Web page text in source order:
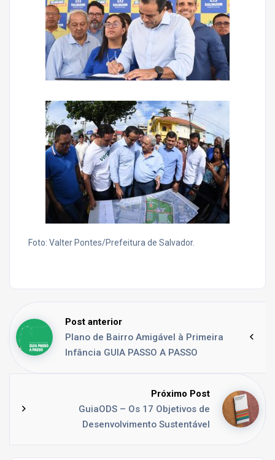
Foto: Valter Pontes/Prefeitura de Salvador.
Post anterior
Plano de Bairro Amigável à Primeira
Infância GUIA PASSO A PASSO
Próximo Post
GuiaODS – Os 17 Objetivos de
Desenvolvimento Sustentável